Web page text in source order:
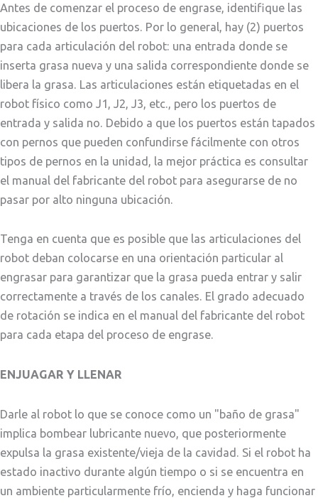
Antes de comenzar el proceso de engrase, identifique las
ubicaciones de los puertos. Por lo general, hay (2) puertos
para cada articulación del robot: una entrada donde se
inserta grasa nueva y una salida correspondiente donde se
libera la grasa. Las articulaciones están etiquetadas en el
robot físico como J1, J2, J3, etc., pero los puertos de
entrada y salida no. Debido a que los puertos están tapados
con pernos que pueden confundirse fácilmente con otros
tipos de pernos en la unidad, la mejor práctica es consultar
el manual del fabricante del robot para asegurarse de no
pasar por alto ninguna ubicación.
Tenga en cuenta que es posible que las articulaciones del
robot deban colocarse en una orientación particular al
engrasar para garantizar que la grasa pueda entrar y salir
correctamente a través de los canales. El grado adecuado
de rotación se indica en el manual del fabricante del robot
para cada etapa del proceso de engrase.
ENJUAGAR Y LLENAR
Darle al robot lo que se conoce como un "baño de grasa"
implica bombear lubricante nuevo, que posteriormente
expulsa la grasa existente/vieja de la cavidad. Si el robot ha
estado inactivo durante algún tiempo o si se encuentra en
un ambiente particularmente frío, encienda y haga funcionar